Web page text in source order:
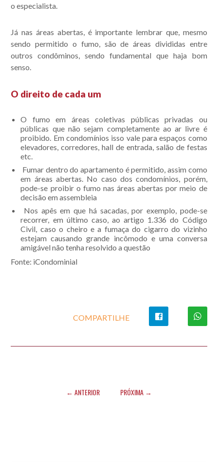
o especialista.
Já nas áreas abertas, é importante lembrar que, mesmo
sendo permitido o fumo, são de áreas divididas entre
outros condôminos, sendo fundamental que haja bom
senso.
O direito de cada um
O fumo em áreas coletivas públicas privadas ou
públicas que não sejam completamente ao ar livre é
proibido. Em condomínios isso vale para espaços como
elevadores, corredores, hall de entrada, salão de festas
etc.
Fumar dentro do apartamento é permitido, assim como
em áreas abertas. No caso dos condomínios, porém,
pode-se proibir o fumo nas áreas abertas por meio de
decisão em assembleia
Nos apês em que há sacadas, por exemplo, pode-se
recorrer, em último caso, ao artigo 1.336 do Código
Civil, caso o cheiro e a fumaça do cigarro do vizinho
estejam causando grande incômodo e uma conversa
amigável não tenha resolvido a questão
Fonte: iCondominial
COMPARTILHE
← ANTERIOR PRÓXIMA →